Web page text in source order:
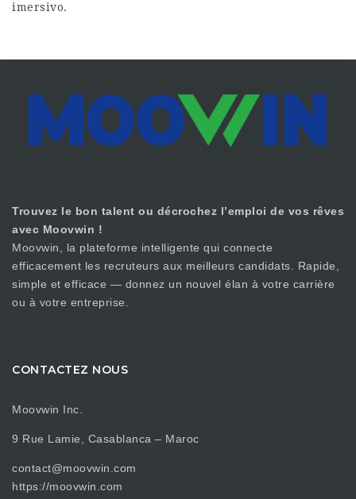
imersivo.
Trouvez le bon talent ou décrochez l’emploi de vos rêves
avec Moovwin !
Moovwin, la plateforme intelligente qui connecte
efficacement les recruteurs aux meilleurs candidats. Rapide,
simple et efficace — donnez un nouvel élan à votre carrière
ou à votre entreprise.
CONTACTEZ NOUS
Moovwin Inc.
9 Rue Lamie, Casablanca – Maroc
contact@moovwin.com
https://moovwin.com